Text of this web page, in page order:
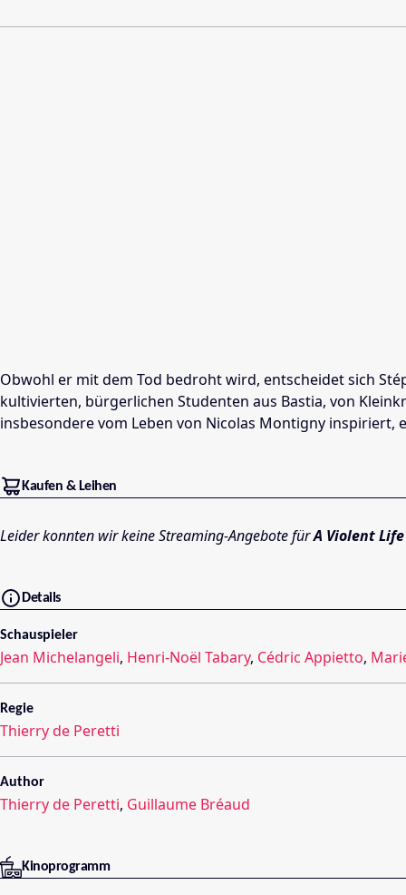
Obwohl er mit dem Tod bedroht wird, entscheidet sich
kultivierten, bürgerlichen Studenten aus Bastia, von
insbesondere vom Leben von Nicolas Montigny
Kaufen & Leihen
Leider konnten wir keine Streaming-Angebote fürA Violent Life
Details
Schauspieler
Jean Michelangeli, Henri-Noël Tabary, Cédric Appietto,
Regie
Thierry de Peretti
Author
Thierry de Peretti, Guillaume Bréaud
Kinoprogramm